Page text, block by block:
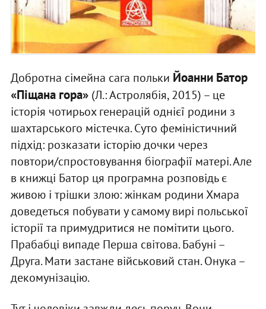
Добротна сімейна сага польки Йоанни Батор
«Піщана гора»(Л.: Астролябія, 2015) – це
історія чотирьох генерацій однієї родини з
шахтарського містечка. Суто феміністичний
підхід: розказати історію дочки через
повтори/спростовування біографії матері. Але
в книжці Батор ця програмна розповідь є
живою і трішки злою: жінкам родини Хмара
доведеться побувати у самому вирі польської
історії та примудритися не помітити цього.
Прабабці випаде Перша світова. Бабуні –
Друга. Мати застане військовий стан. Онука –
декомунізацію.